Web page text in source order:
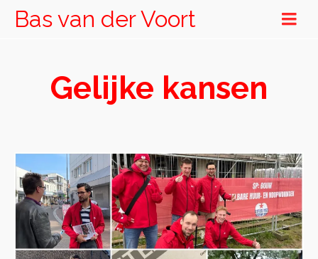
Bas van der Voort
Gelijke kansen